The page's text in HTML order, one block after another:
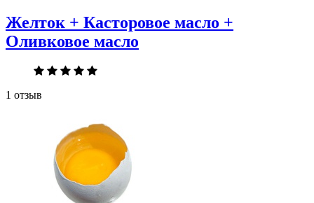
Желток + Касторовое масло +
Оливковое масло
1 отзыв